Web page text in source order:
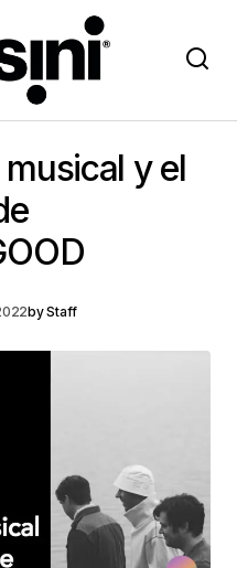
y el
byStaff